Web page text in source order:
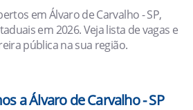
em Álvaro de Carvalho - SP,
em 2026. Veja lista de vagas e
pública na sua região.
a Álvaro de Carvalho - SP